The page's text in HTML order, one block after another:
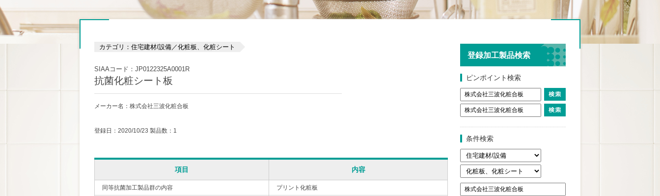
カテゴリ：住宅建材/設備／化粧板、化粧シート
SIAAコード：JP0122325A0001R
抗菌化粧シート板
メーカー名：株式会社三波化粧合板
登録日：2020/10/23 製品数：1
項目 内容
同等抗菌加工製品群の内容 プリント化粧板
登録加工製品検索
ピンポイント検索
条件検索